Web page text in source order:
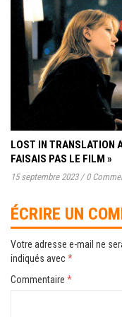
LOST IN TRANSLATION
FAISAIS PAS LE FILM »
15 septembre 2023 / 0
ÉCRIRE UN
Votre adresse e-mail ne
indiqués avec*
Commentaire *